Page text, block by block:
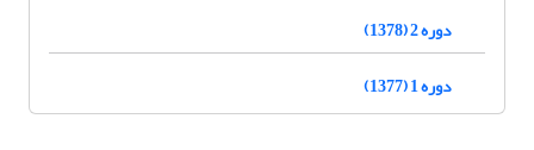
دوره 2 (1378)
دوره 1 (1377)